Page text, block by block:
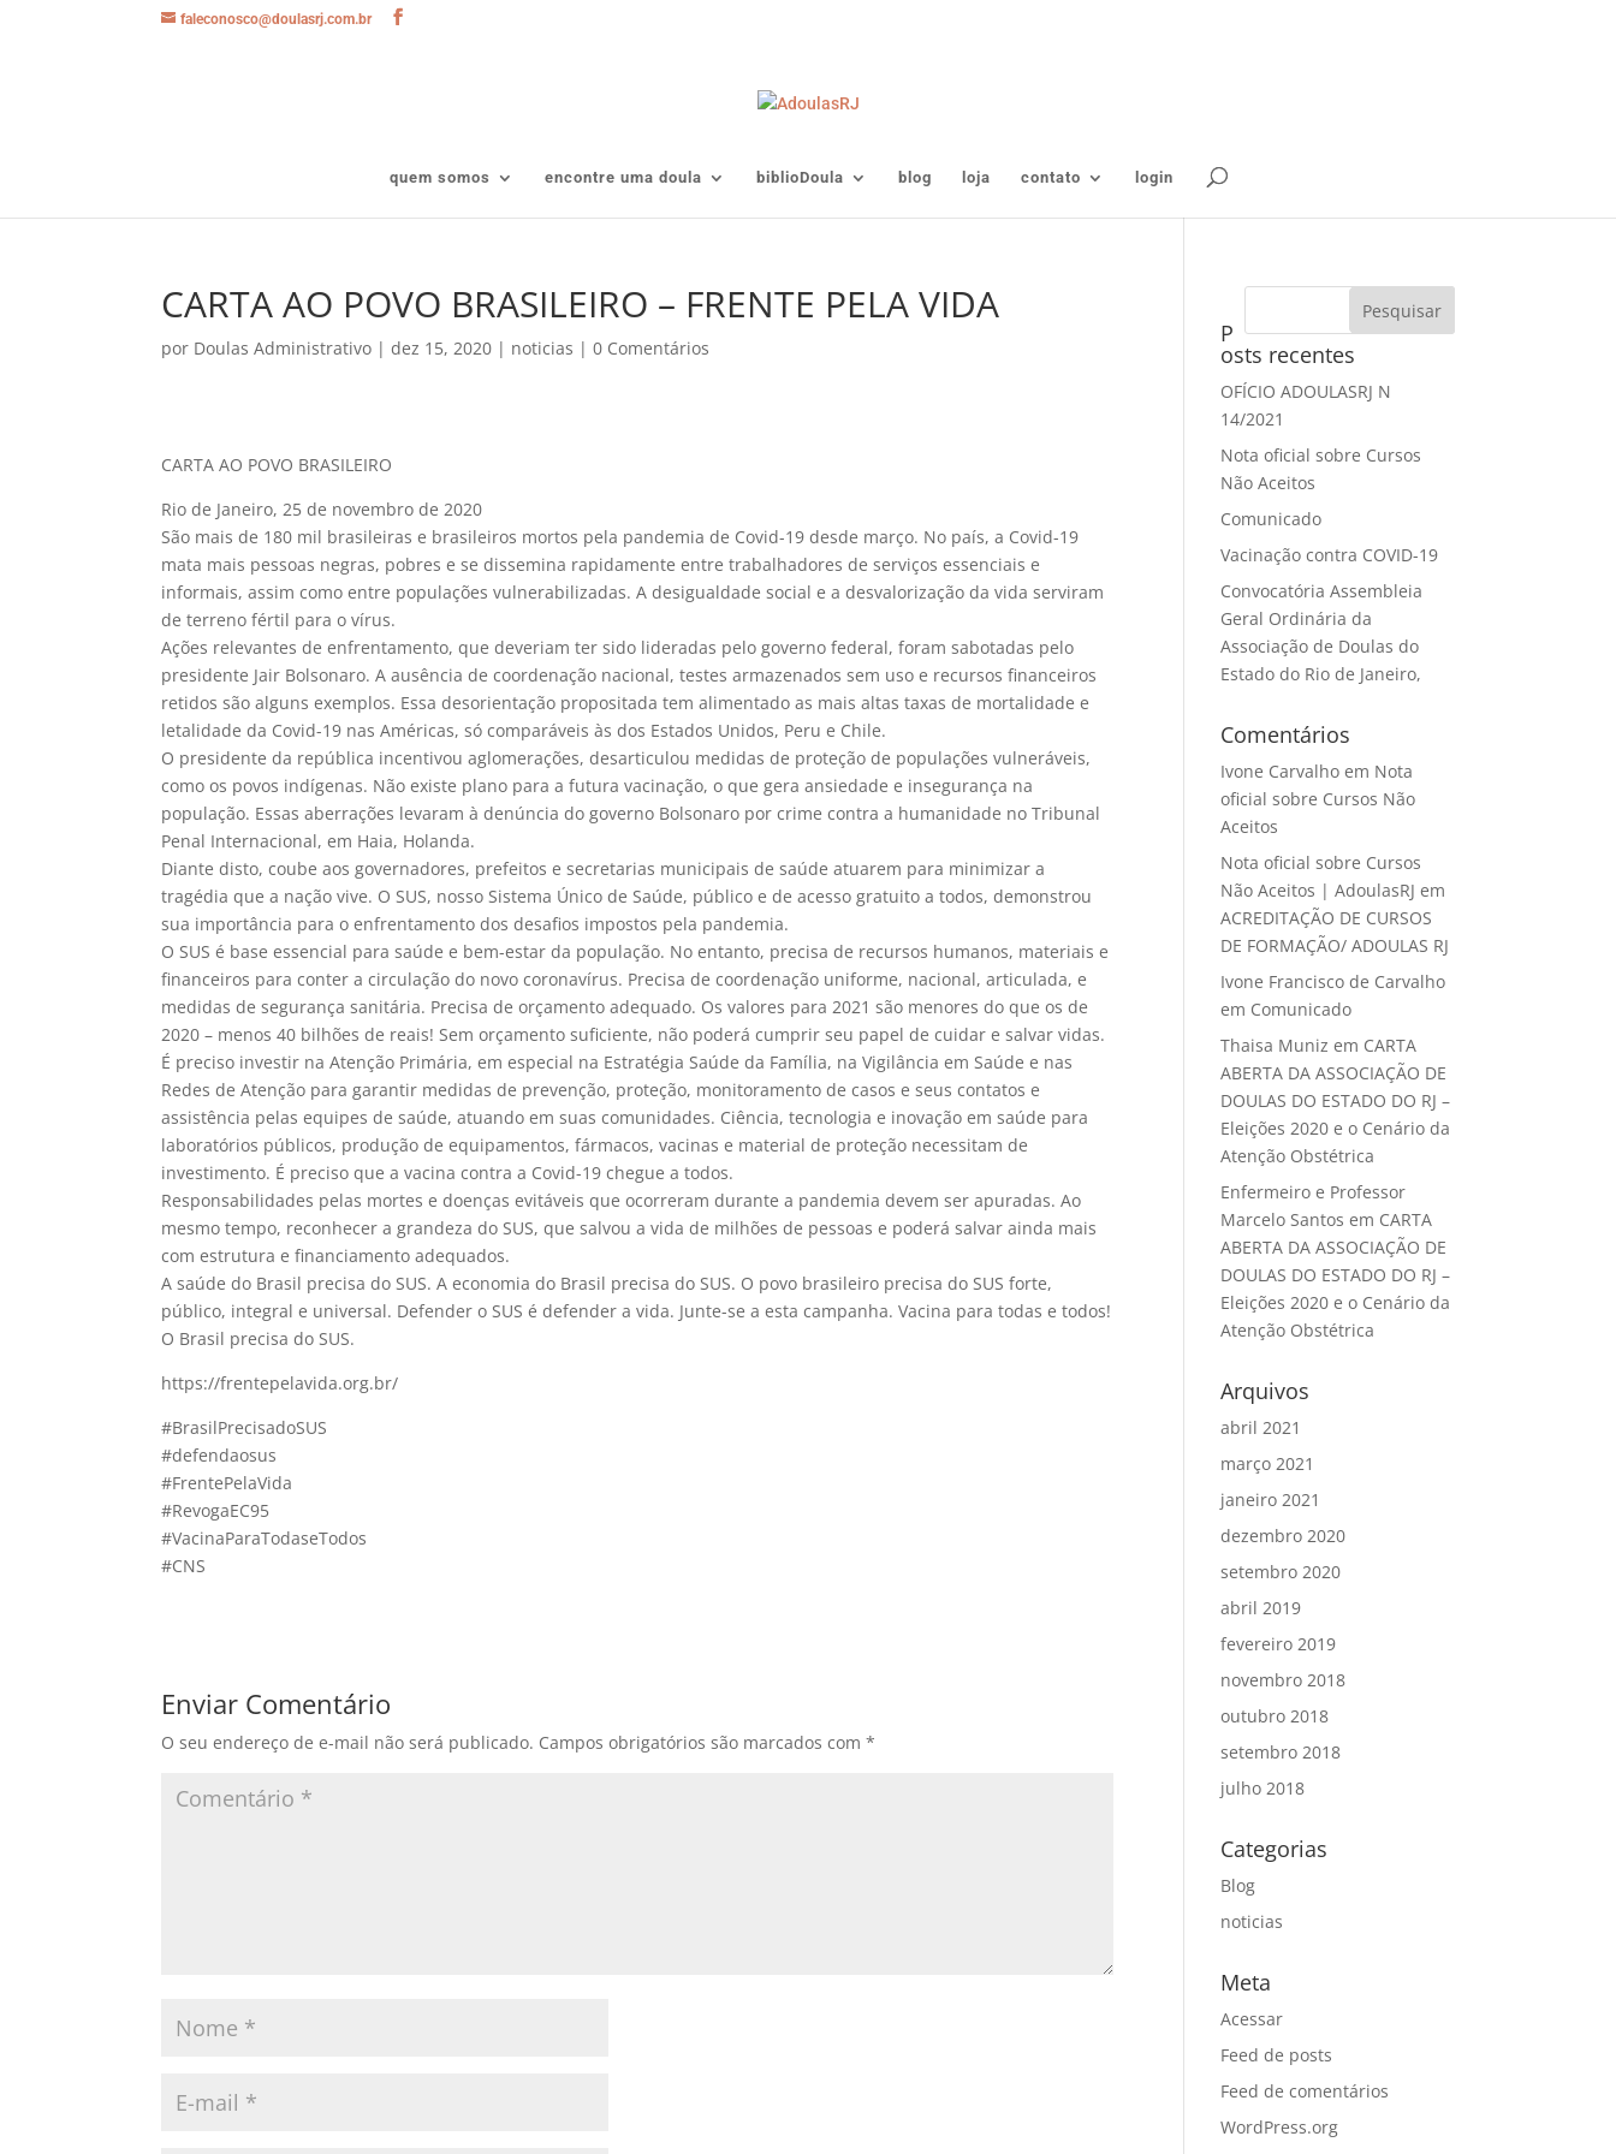
faleconosco@doulasrj.com.br
quem somos encontre uma doula biblioDoula blog loja contato login
CARTA AO POVO BRASILEIRO – FRENTE PELA VIDA
por Doulas Administrativo |dez 15, 2020 | noticias |0 Comentários
CARTA AO POVO BRASILEIRO
Rio de Janeiro, 25 de novembro de 2020
São mais de 180 mil brasileiras e brasileiros mortos pela pandemia de Covid-19 desde março. No país, a Covid-19
mata mais pessoas negras, pobres e se dissemina rapidamente entre trabalhadores de serviços essenciais e
informais, assim como entre populações vulnerabilizadas. A desigualdade social e a desvalorização da vida serviram
de terreno fértil para o vírus.
Ações relevantes de enfrentamento, que deveriam ter sido lideradas pelo governo federal, foram sabotadas pelo
presidente Jair Bolsonaro. A ausência de coordenação nacional, testes armazenados sem uso e recursos financeiros
retidos são alguns exemplos. Essa desorientação propositada tem alimentado as mais altas taxas de mortalidade e
letalidade da Covid-19 nas Américas, só comparáveis às dos Estados Unidos, Peru e Chile.
O presidente da república incentivou aglomerações, desarticulou medidas de proteção de populações vulneráveis,
como os povos indígenas. Não existe plano para a futura vacinação, o que gera ansiedade e insegurança na
população. Essas aberrações levaram à denúncia do governo Bolsonaro por crime contra a humanidade no Tribunal
Penal Internacional, em Haia, Holanda.
Diante disto, coube aos governadores, prefeitos e secretarias municipais de saúde atuarem para minimizar a
tragédia que a nação vive. O SUS, nosso Sistema Único de Saúde, público e de acesso gratuito a todos, demonstrou
sua importância para o enfrentamento dos desafios impostos pela pandemia.
O SUS é base essencial para saúde e bem-estar da população. No entanto, precisa de recursos humanos, materiais e
financeiros para conter a circulação do novo coronavírus. Precisa de coordenação uniforme, nacional, articulada, e
medidas de segurança sanitária. Precisa de orçamento adequado. Os valores para 2021 são menores do que os de
2020 – menos 40 bilhões de reais! Sem orçamento suficiente, não poderá cumprir seu papel de cuidar e salvar vidas.
É preciso investir na Atenção Primária, em especial na Estratégia Saúde da Família, na Vigilância em Saúde e nas
Redes de Atenção para garantir medidas de prevenção, proteção, monitoramento de casos e seus contatos e
assistência pelas equipes de saúde, atuando em suas comunidades. Ciência, tecnologia e inovação em saúde para
laboratórios públicos, produção de equipamentos, fármacos, vacinas e material de proteção necessitam de
investimento. É preciso que a vacina contra a Covid-19 chegue a todos.
Responsabilidades pelas mortes e doenças evitáveis que ocorreram durante a pandemia devem ser apuradas. Ao
mesmo tempo, reconhecer a grandeza do SUS, que salvou a vida de milhões de pessoas e poderá salvar ainda mais
com estrutura e financiamento adequados.
A saúde do Brasil precisa do SUS. A economia do Brasil precisa do SUS. O povo brasileiro precisa do SUS forte,
público, integral e universal. Defender o SUS é defender a vida. Junte-se a esta campanha. Vacina para todas e todos!
O Brasil precisa do SUS.
https://frentepelavida.org.br/
#BrasilPrecisadoSUS
#defendaosus
#FrentePelaVida
#RevogaEC95
#VacinaParaTodaseTodos
#CNS
Enviar Comentário
O seu endereço de e-mail não será publicado. Campos obrigatórios são marcados com*
P
osts recentes
OFÍCIO ADOULASRJ N
14/2021
Nota oficial sobre Cursos
Não Aceitos
Comunicado
Vacinação contra COVID-19
Convocatória Assembleia
Geral Ordinária da
Associação de Doulas do
Estado do Rio de Janeiro,
Comentários
Ivone Carvalho em Nota
oficial sobre Cursos Não
Aceitos
Nota oficial sobre Cursos
Não Aceitos | AdoulasRJ em
ACREDITAÇÃO DE CURSOS
DE FORMAÇÃO/ ADOULAS RJ
Ivone Francisco de Carvalho
em Comunicado
Thaisa Muniz em CARTA
ABERTA DA ASSOCIAÇÃO DE
DOULAS DO ESTADO DO RJ –
Eleições 2020 e o Cenário da
Atenção Obstétrica
Enfermeiro e Professor
Marcelo Santos em CARTA
ABERTA DA ASSOCIAÇÃO DE
DOULAS DO ESTADO DO RJ –
Eleições 2020 e o Cenário da
Atenção Obstétrica
Arquivos
abril 2021
março 2021
janeiro 2021
dezembro 2020
setembro 2020
abril 2019
fevereiro 2019
novembro 2018
outubro 2018
setembro 2018
julho 2018
Categorias
Blog
noticias
Meta
Acessar
Feed de posts
Feed de comentários
WordPress.org